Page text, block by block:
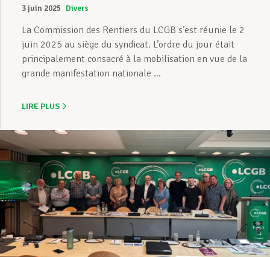
3 juin 2025 Divers
La Commission des Rentiers du LCGB s’est réunie le 2
juin 2025 au siège du syndicat. L’ordre du jour était
principalement consacré à la mobilisation en vue de la
grande manifestation nationale ...
LIRE PLUS